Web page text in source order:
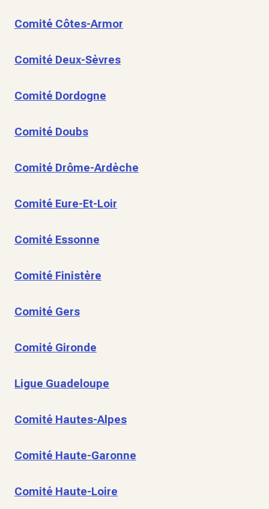
Comité Côtes-Armor
Comité Deux-Sèvres
Comité Dordogne
Comité Doubs
Comité Drôme-Ardèche
Comité Eure-Et-Loir
Comité Essonne
Comité Finistère
Comité Gers
Comité Gironde
Ligue Guadeloupe
Comité Hautes-Alpes
Comité Haute-Garonne
Comité Haute-Loire